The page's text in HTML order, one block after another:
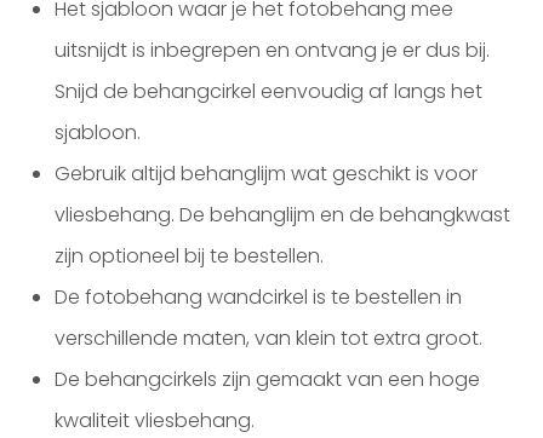
Het sjabloon waar je het fotobehang mee
uitsnijdt is inbegrepen en ontvang je er dus bij.
Snijd de behangcirkel eenvoudig af langs het
sjabloon.
Gebruik altijd behanglijm wat geschikt is voor
vliesbehang. De behanglijm en de behangkwast
zijn optioneel bij te bestellen.
De fotobehang wandcirkel is te bestellen in
verschillende maten, van klein tot extra groot.
De behangcirkels zijn gemaakt van een hoge
kwaliteit vliesbehang.